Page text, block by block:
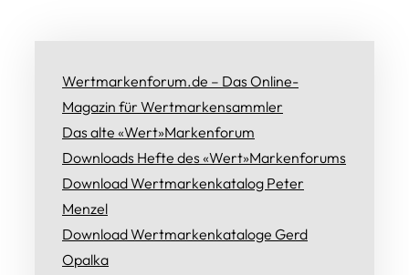
Wertmarkenforum.de – Das Online-
Magazin für Wertmarkensammler
Das alte «Wert»Markenforum
Downloads Hefte des «Wert»Markenforums
Download Wertmarkenkatalog Peter
Menzel
Download Wertmarkenkataloge Gerd
Opalka